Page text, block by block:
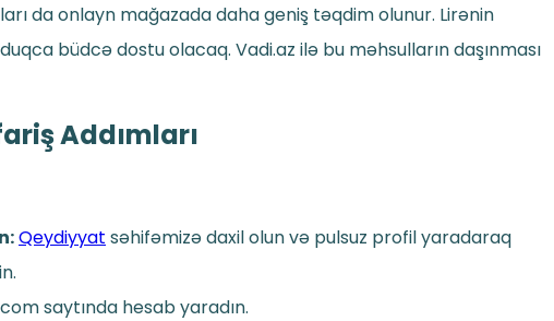
da onlayn mağazada daha geniş təqdim olunur. Lirənin
büdcə dostu olacaq. Vadi.az ilə bu məhsulların daşınması
Addımları
Qeydiyyat səhifəmizə daxil olun və pulsuz profil yaradaraq
saytında hesab yaradın.